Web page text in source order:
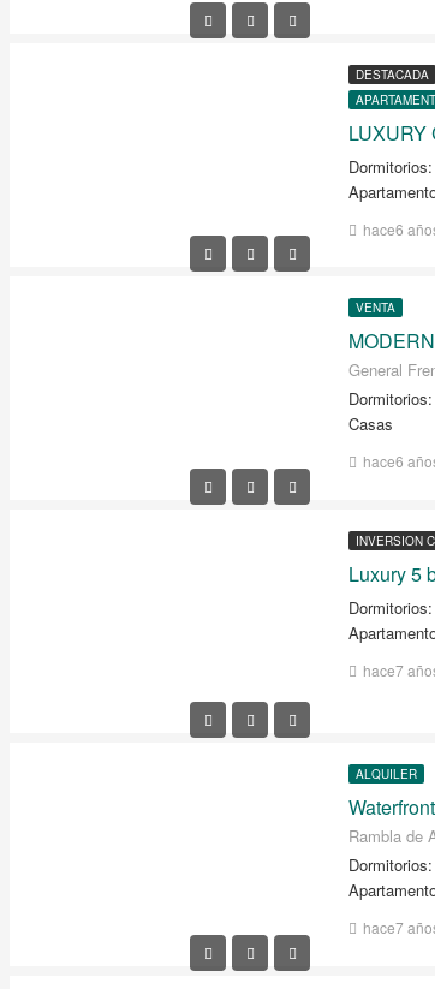
DESTACADA
hace6
VENTA
General
Casas
hace6
INVERSION
hace7
ALQUILER
Rambla de
hace7